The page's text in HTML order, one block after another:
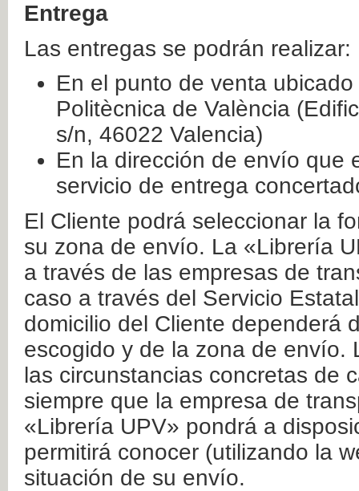
Entrega
Las entregas se podrán realizar:
En el punto de venta
Politècnica de València
s/n, 46022 Valencia)
En la dirección de envío que
servicio de entrega
El Cliente podrá seleccionar la
su zona de envío. La «Librería
a través de las empresas de
caso a través del Servicio
domicilio del Cliente dependerá
escogido y de la zona de envío.
las circunstancias concretas de
siempre que la empresa de
«Librería UPV» pondrá a
permitirá conocer (utilizando la
situación de su envío.